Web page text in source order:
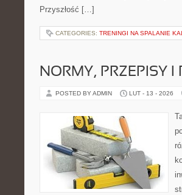
Przyszłość […]
CATEGORIES: TRENINGI NA SPALANIE
NORMY, PRZEPISY I
POSTED BY ADMIN LUT - 13 - 2026